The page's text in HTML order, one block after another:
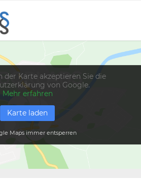
der Karte akzeptieren Sie die
von Google.
Mehr erfahren
Karte laden
Maps immer entsperren